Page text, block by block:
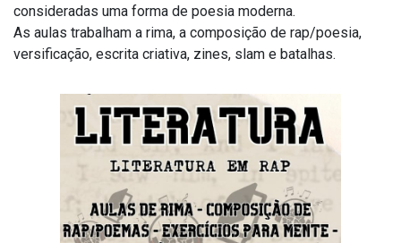
consideradas uma forma de poesia moderna.
As aulas trabalham a rima, a composição de rap/poesia,
versificação, escrita criativa, zines, slam e batalhas.